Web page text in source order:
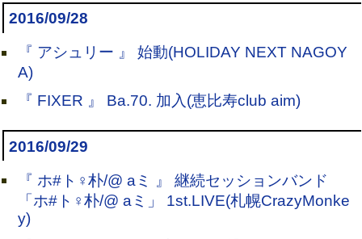
2016/09/28
『 アシュリー 』 始動(HOLIDAY NEXT NAGOY
A)
『 FIXER 』 Ba.70. 加入(恵比寿club aim)
2016/09/29
『 ホ#ト♀朴/@ aミ 』 継続セッションバンド
「ホ#ト♀朴/@ aミ」 1st.LIVE(札幌CrazyMonke
y)